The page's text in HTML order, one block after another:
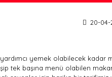
20-04-
yemek olabilecek kadar
tek başına menü olabilen